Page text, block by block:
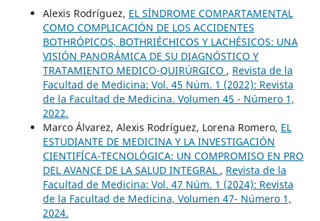
Alexis Rodríguez, EL SÍNDROME COMPARTAMENTAL
COMO COMPLICACIÓN DE LOS ACCIDENTES
BOTHRÓPICOS, BOTHRIÉCHICOS Y LACHÉSICOS: UNA
VISIÓN PANORÁMICA DE SU DIAGNÓSTICO Y
TRATAMIENTO MEDICO-QUIRÚRGICO , Revista de la
Facultad de Medicina: Vol. 45 Núm. 1 (2022): Revista
de la Facultad de Medicina. Volumen 45 - Número 1,
2022.
Marco Álvarez, Alexis Rodríguez, Lorena Romero, EL
ESTUDIANTE DE MEDICINA Y LA INVESTIGACIÓN
CIENTIFÍCA-TECNOLÓGICA: UN COMPROMISO EN PRO
DEL AVANCE DE LA SALUD INTEGRAL , Revista de la
Facultad de Medicina: Vol. 47 Núm. 1 (2024): Revista
de la Facultad de Medicina, Volumen 47- Número 1,
2024.